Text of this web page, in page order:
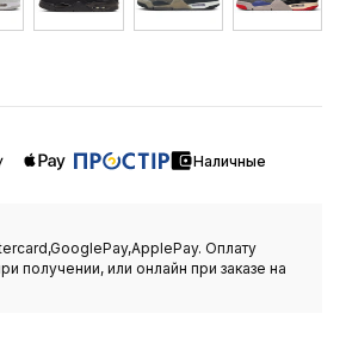
Наличные
Оплату
получении, или онлайн при заказе на